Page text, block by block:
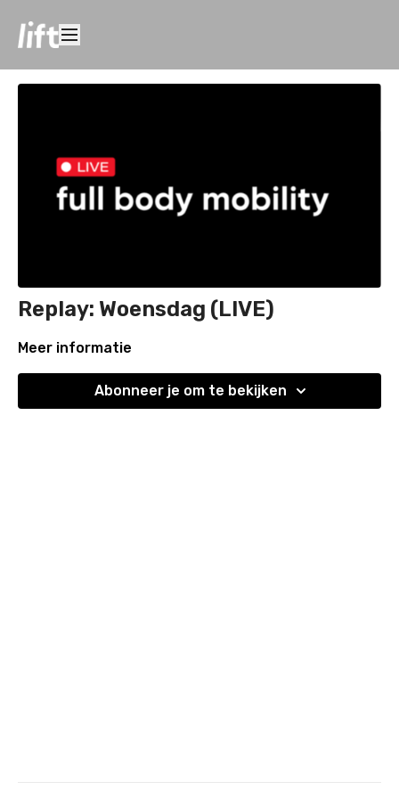
Replay: Woensdag (LIVE)
Meer informatie
Abonneer je om te bekijken